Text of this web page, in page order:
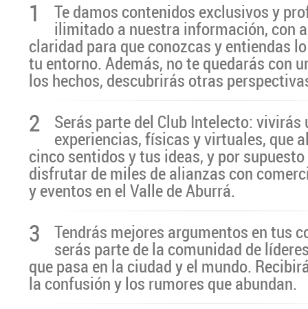
1 Te damos contenidos exclusivos y
ilimitado a nuestra información, con
claridad para que conozcas y entiendas
tu entorno. Además, no te quedarás con
los hechos, descubrirás otras
2 Serás parte del Club Intelecto: vivirás
experiencias, físicas y virtuales, que
cinco sentidos y tus ideas, y por
disfrutar de miles de alianzas con
y eventos en el Valle de Aburrá.
3 Tendrás mejores argumentos en tus
serás parte de la comunidad de
que pasa en la ciudad y el mundo.
la confusión y los rumores que abundan.